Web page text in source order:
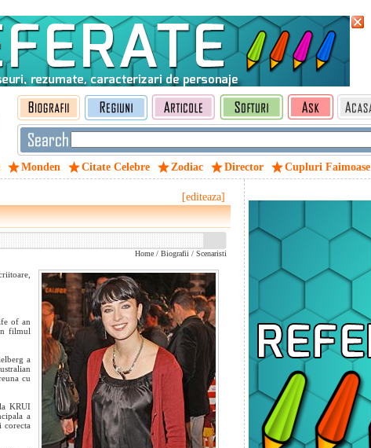
Monden Citate Celebre Zodiac Director Cupluri Faimoase
[editeaza]
Home / Biografii / Scenaristi
of an
filmul
a
cu
KRUI
a